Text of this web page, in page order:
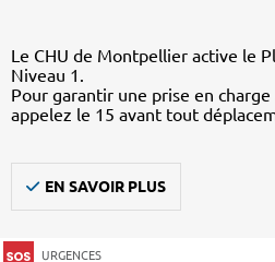
Le CHU de Montpellier active le
Niveau 1.
Pour garantir une prise en charge
appelez le 15 avant tout
EN SAVOIR PLUS
URGENCES